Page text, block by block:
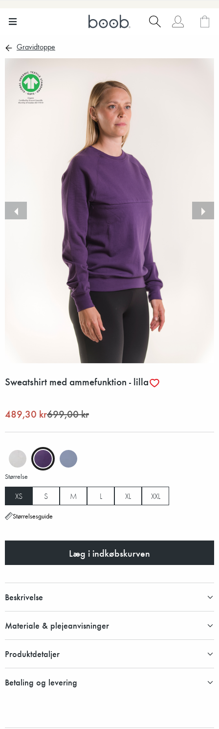
Gravidtoppe
Sweatshirt med ammefunktion - lilla
489,30 kr699,00 kr
Størrelse
XS S M L XL XXL
Størrelsesguide
Læg i indkøbskurven
Beskrivelse
Materiale & plejeanvisninger
Produktdetaljer
Betaling og levering